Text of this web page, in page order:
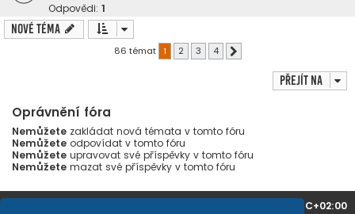
Odpovědi: 1
Nové téma
86 témat 1 2 3 4
Přejít na
Oprávnění fóra
Nemůžete zakládat nová témata v tomto fóru
Nemůžete odpovídat v tomto fóru
Nemůžete upravovat své příspěvky v tomto fóru
Nemůžete mazat své příspěvky v tomto fóru
UTC+02:00